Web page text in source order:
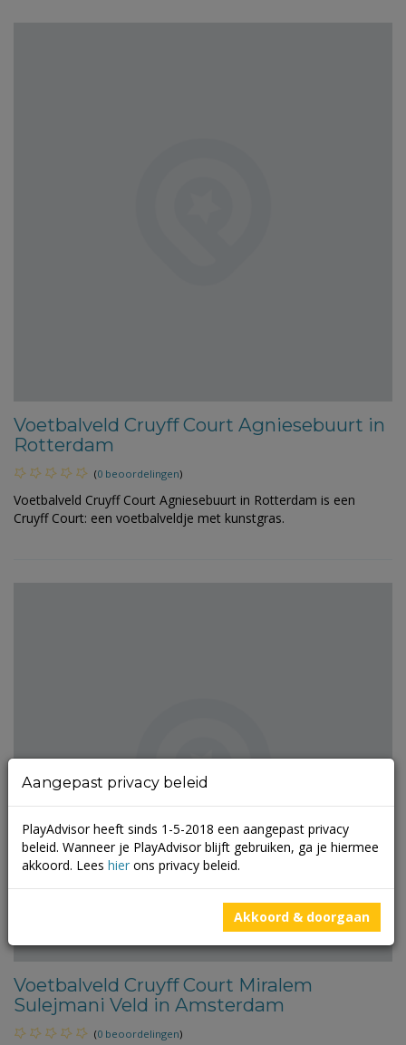
Voetbalveld Cruyff Court Agniesebuurt in
Rotterdam
(0 beoordelingen)
Voetbalveld Cruyff Court Agniesebuurt in Rotterdam is een
Cruyff Court: een voetbalveldje met kunstgras.
Voetbalveld Cruyff Court Miralem
Sulejmani Veld in Amsterdam
(0 beoordelingen)
Aangepast privacy beleid
PlayAdvisor heeft sinds 1-5-2018 een aangepast privacy
beleid. Wanneer je PlayAdvisor blijft gebruiken, ga je hiermee
akkoord. Lees hier ons privacy beleid.
Akkoord & doorgaan